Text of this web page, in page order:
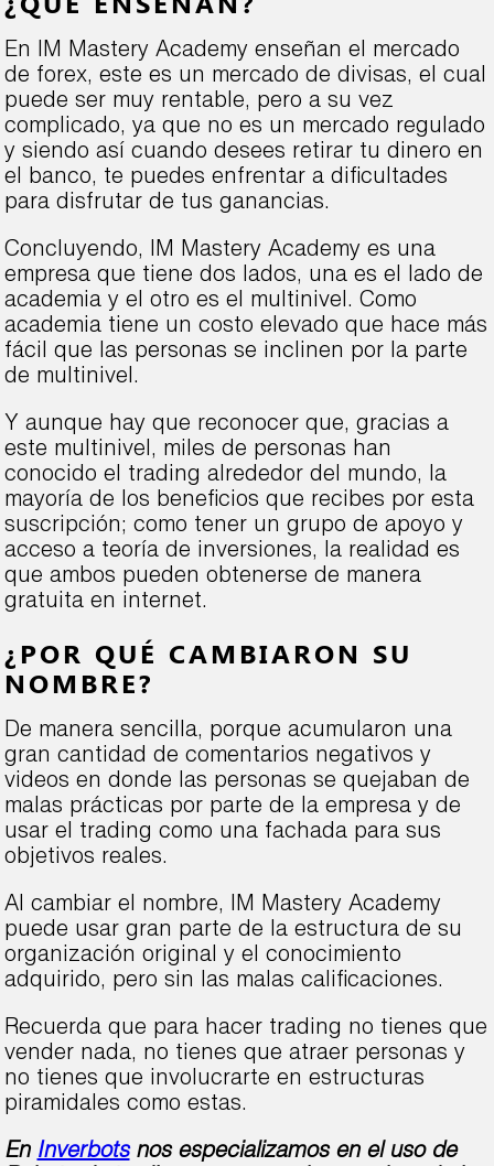
En IM Mastery Academy enseñan el mercado
de forex, este es un mercado de divisas, el cual
puede ser muy rentable, pero a su vez
complicado, ya que no es un mercado regulado
y siendo así cuando desees retirar tu dinero en
el banco, te puedes enfrentar a dificultades
para disfrutar de tus ganancias.
Concluyendo, IM Mastery Academy es una
empresa que tiene dos lados, una es el lado de
academia y el otro es el multinivel. Como
academia tiene un costo elevado que hace más
fácil que las personas se inclinen por la parte
de multinivel.
Y aunque hay que reconocer que, gracias a
este multinivel, miles de personas han
conocido el trading alrededor del mundo, la
mayoría de los beneficios que recibes por esta
suscripción; como tener un grupo de apoyo y
acceso a teoría de inversiones, la realidad es
que ambos pueden obtenerse de manera
gratuita en internet.
¿POR QUÉ CAMBIARON SU
NOMBRE?
De manera sencilla, porque acumularon una
gran cantidad de comentarios negativos y
videos en donde las personas se quejaban de
malas prácticas por parte de la empresa y de
usar el trading como una fachada para sus
objetivos reales.
Al cambiar el nombre, IM Mastery Academy
puede usar gran parte de la estructura de su
organización original y el conocimiento
adquirido, pero sin las malas calificaciones.
Recuerda que para hacer trading no tienes que
vender nada, no tienes que atraer personas y
no tienes que involucrarte en estructuras
piramidales como estas.
En Inverbotsnos especializamos en el uso de